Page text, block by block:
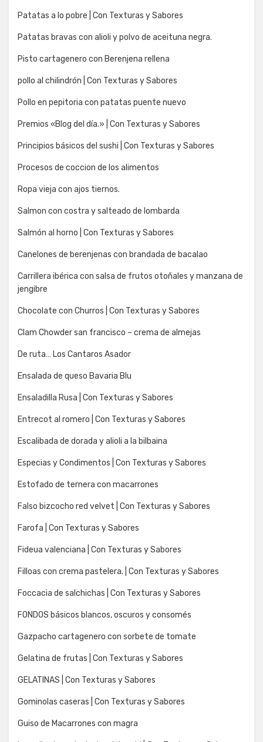
Patatas a lo pobre | Con Texturas y Sabores
Patatas bravas con alioli y polvo de aceituna negra.
Pisto cartagenero con Berenjena rellena
pollo al chilindrón | Con Texturas y Sabores
Pollo en pepitoria con patatas puente nuevo
Premios «Blog del día.» | Con Texturas y Sabores
Principios básicos del sushi | Con Texturas y Sabores
Procesos de coccion de los alimentos
Ropa vieja con ajos tiernos.
Salmon con costra y salteado de lombarda
Salmón al horno | Con Texturas y Sabores
Canelones de berenjenas con brandada de bacalao
Carrillera ibérica con salsa de frutos otoñales y manzana de
jengibre
Chocolate con Churros | Con Texturas y Sabores
Clam Chowder san francisco – crema de almejas
De ruta… Los Cantaros Asador
Ensalada de queso Bavaria Blu
Ensaladilla Rusa | Con Texturas y Sabores
Entrecot al romero | Con Texturas y Sabores
Escalibada de dorada y alioli a la bilbaina
Especias y Condimentos | Con Texturas y Sabores
Estofado de ternera con macarrones
Falso bizcocho red velvet | Con Texturas y Sabores
Farofa | Con Texturas y Sabores
Fideua valenciana | Con Texturas y Sabores
Filloas con crema pastelera. | Con Texturas y Sabores
Foccacia de salchichas | Con Texturas y Sabores
FONDOS básicos blancos, oscuros y consomés
Gazpacho cartagenero con sorbete de tomate
Gelatina de frutas | Con Texturas y Sabores
GELATINAS | Con Texturas y Sabores
Gominolas caseras | Con Texturas y Sabores
Guiso de Macarrones con magra